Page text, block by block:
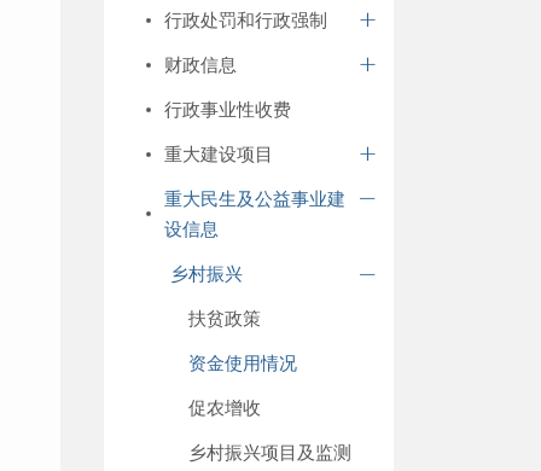
行政处罚和行政强制
财政信息
行政事业性收费
重大建设项目
重大民生及公益事业建
设信息
乡村振兴
扶贫政策
资金使用情况
促农增收
乡村振兴项目及监测